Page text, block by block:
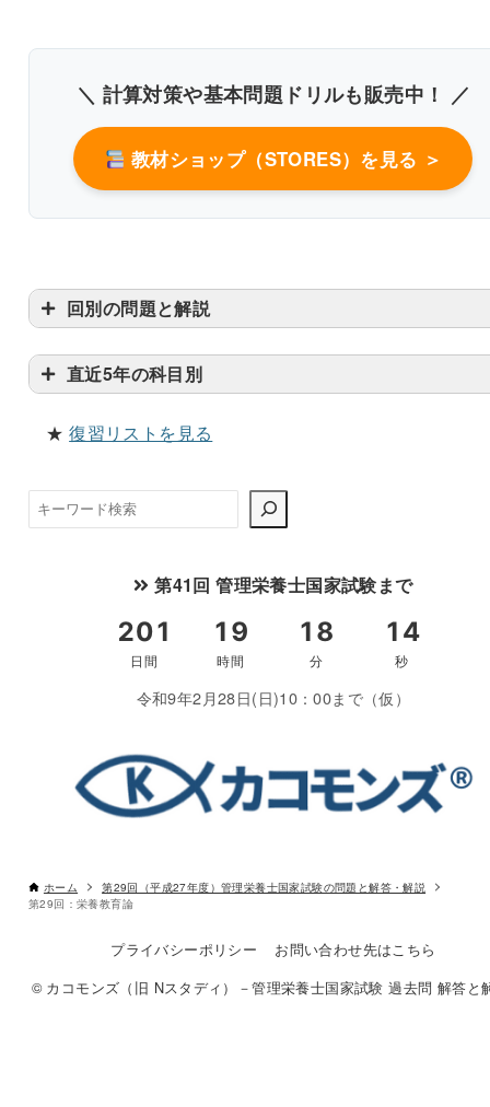
＼ 計算対策や基本問題ドリルも販売中！ ／
教材ショップ（STORES）を見る ＞
回別の問題と解説
直近5年の科目別
★復習リストを見る
検
索
第41回 管理栄養士国家試験まで
令和9年2月28日(日)10：00まで（仮）
ホーム
第29回（平成27年度）管理栄養士国家試験の問題と解答・解説
第29回：栄養教育論
プライバシーポリシー
お問い合わせ先はこちら
© カコモンズ（旧 Nスタディ）－管理栄養士国家試験 過去問 解答と